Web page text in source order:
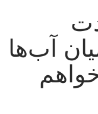
آب‌ها